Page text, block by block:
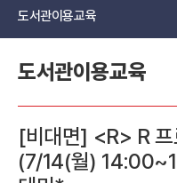
도서관이용교육
도서관이용교육
[비대면] <R> R 프
(7/14(월)